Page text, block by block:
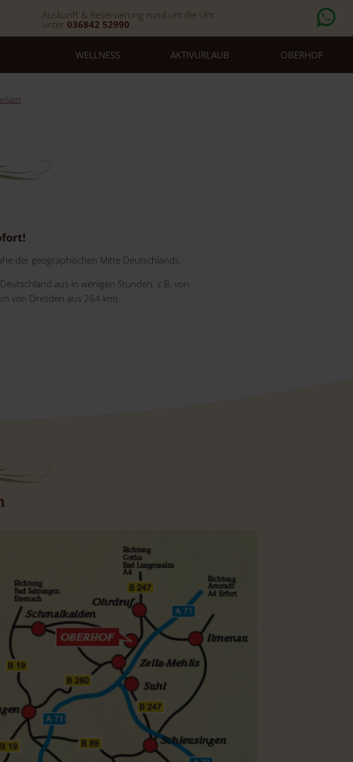
Auskunft & Reservierung rund um die Uhr
unter 036842 52990
WELLNESS AKTIVURLAUB OBERHOF
der geographischen Mitte Deutschlands.
aus in wenigen Stunden. z.B. von
von Dresden aus 264 km).